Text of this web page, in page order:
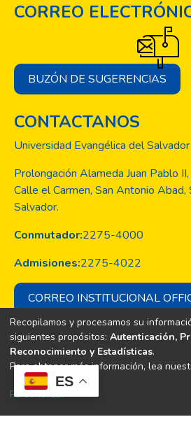
ES
CORREO
BUZÓN DE SUGERENCIAS
CONTACTANOS
Universidad Evangélica del Salvador
Prolongación Alameda Juan Pablo II,
Calle el Carmen, San Antonio Abad,
Salvador.
Conmutador:2275-4000
Admisiones:2275-4022
CORREO INSTITUCIONAL
Copyright ©
de la
Recopilamos y procesamos su
siguientes propósitos: Autenticación,
Reconocimiento y Estadísticas.
Para obtener más información, lea
Personalizar